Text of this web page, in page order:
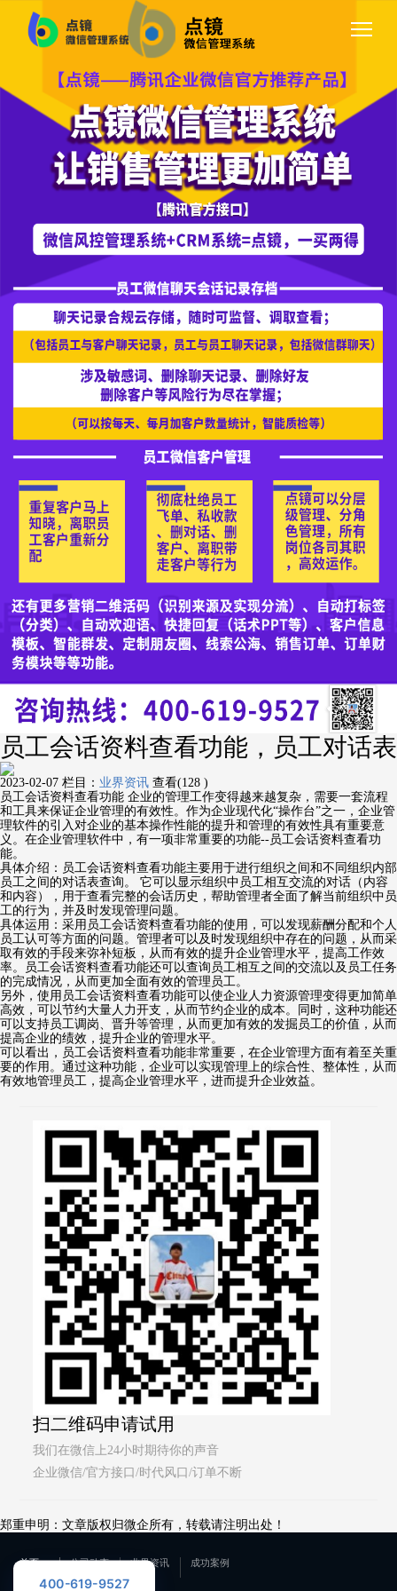
员工会话资料查看功能，员工对话表
2023-02-07 栏目： 业界资讯 查看(128 )
员工会话资料查看功能 企业的管理工作变得越来越复杂，需要一套流程
和工具来保证企业管理的有效性。作为企业现代化“操作台”之一，企业管
理软件的引入对企业的基本操作性能的提升和管理的有效性具有重要意
义。在企业管理软件中，有一项非常重要的功能--员工会话资料查看功
能。
具体介绍：员工会话资料查看功能主要用于进行组织之间和不同组织内部
员工之间的对话表查询。 它可以显示组织中员工相互交流的对话（内容
和内容），用于查看完整的会话历史，帮助管理者全面了解当前组织中员
工的行为，并及时发现管理问题。
具体运用：采用员工会话资料查看功能的使用，可以发现薪酬分配和个人
员工认可等方面的问题。管理者可以及时发现组织中存在的问题，从而采
取有效的手段来弥补短板，从而有效的提升企业管理水平，提高工作效
率。员工会话资料查看功能还可以查询员工相互之间的交流以及员工任务
的完成情况，从而更加全面有效的管理员工。
另外，使用员工会话资料查看功能可以使企业人力资源管理变得更加简单
高效，可以节约大量人力开支，从而节约企业的成本。同时，这种功能还
可以支持员工调岗、晋升等管理，从而更加有效的发掘员工的价值，从而
提高企业的绩效，提升企业的管理水平。
可以看出，员工会话资料查看功能非常重要，在企业管理方面有着至关重
要的作用。通过这种功能，企业可以实现管理上的综合性、整体性，从而
有效地管理员工，提高企业管理水平，进而提升企业效益。
扫二维码申请试用
我们在微信上24小时期待你的声音
企业微信/官方接口/时代风口/订单不断
郑重申明：文章版权归微企所有，转载请注明出处！
首页 公司动态 业界资讯 成功案例
400-619-9527